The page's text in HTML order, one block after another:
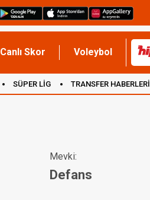
Canlı Skor Voleybol
SÜPER LİG TRANSFER HABERLERİ
Mevki:
Defans